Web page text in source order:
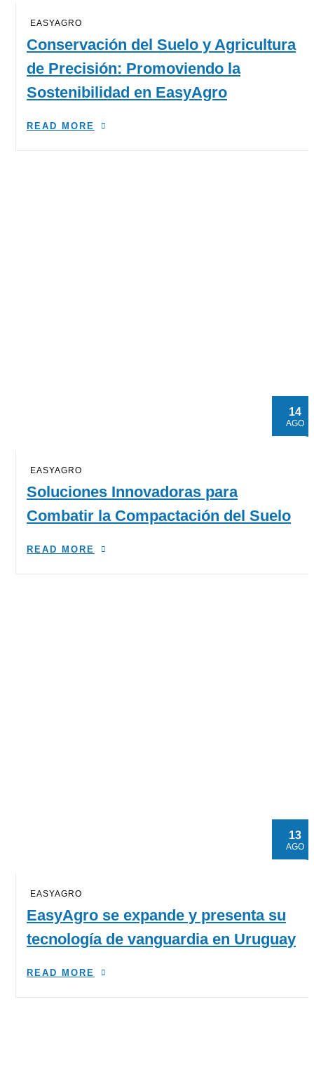
EASYAGRO
Conservación del Suelo y Agricultura
de Precisión: Promoviendo la
Sostenibilidad en EasyAgro
READ MORE
14
AGO
EASYAGRO
Soluciones Innovadoras para
Combatir la Compactación del Suelo
READ MORE
13
AGO
EASYAGRO
EasyAgro se expande y presenta su
tecnología de vanguardia en Uruguay
READ MORE